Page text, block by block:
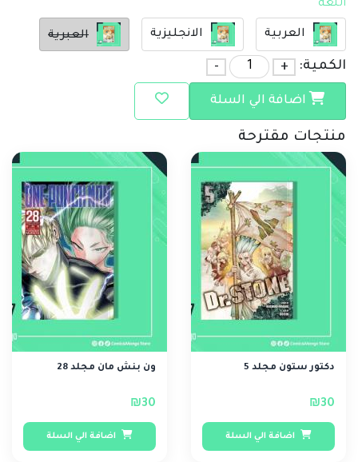
اللغة
العربية الانجليزية العبرية
الكمية: +
-
اضافة الي السلة
منتجات مقترحة
دكتور ستون مجلد 5
₪30
اضافة الي السلة
ون بنش مان مجلد 28
₪30
اضافة الي السلة